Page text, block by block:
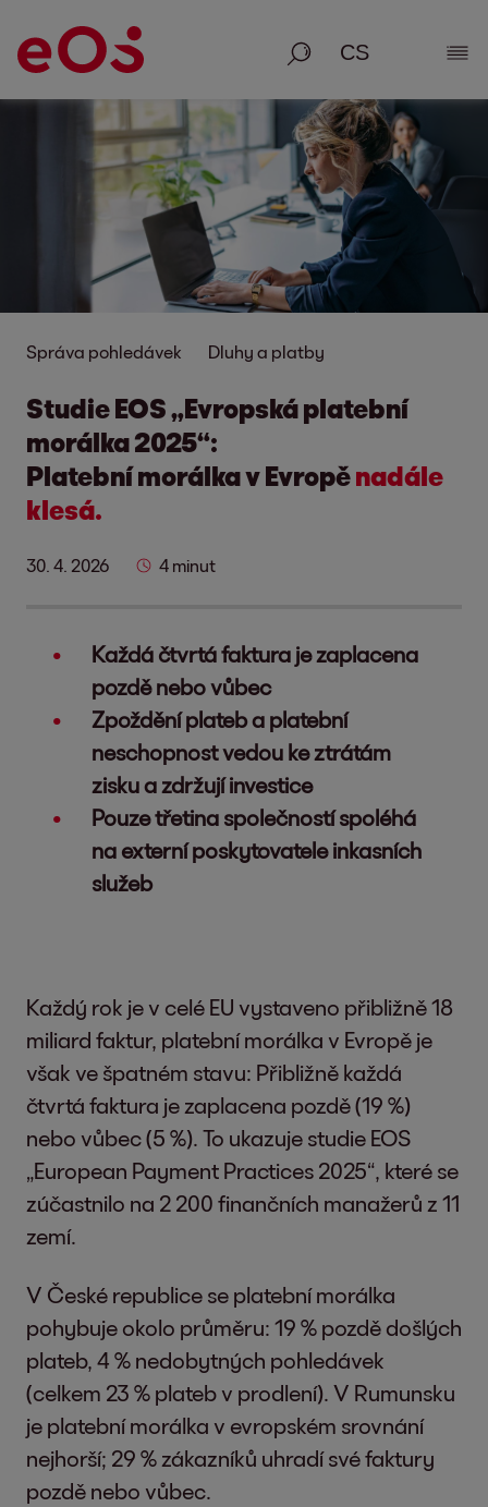
Vyhledávání
Správa pohledávek Dluhy a platby
Studie EOS „Evropská platební
morálka 2025“:
Platební morálka v Evropěnadále
klesá.
30. 4. 2026 4 minut
Každá čtvrtá faktura je zaplacena
pozdě nebo vůbec
Zpoždění plateb a platební
neschopnost vedou ke ztrátám
zisku a zdržují investice
Pouze třetina společností spoléhá
na externí poskytovatele inkasních
služeb
Každý rok je v celé EU vystaveno přibližně 18
miliard faktur, platební morálka v Evropě je
však ve špatném stavu: Přibližně každá
čtvrtá faktura je zaplacena pozdě (19 %)
nebo vůbec (5 %). To ukazuje studie EOS
„European Payment Practices 2025“, které se
zúčastnilo na 2 200 finančních manažerů z 11
zemí.
V České republice se platební morálka
pohybuje okolo průměru: 19 % pozdě došlých
plateb, 4 % nedobytných pohledávek
(celkem 23 % plateb v prodlení). V Rumunsku
je platební morálka v evropském srovnání
nejhorší; 29 % zákazníků uhradí své faktury
pozdě nebo vůbec.